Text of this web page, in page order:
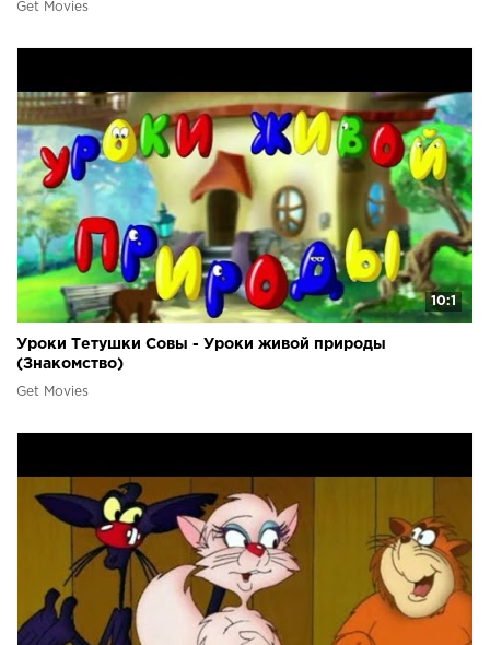
Get Movies
10:1
Уроки Тетушки Совы - Уроки живой природы
(Знакомство)
Get Movies